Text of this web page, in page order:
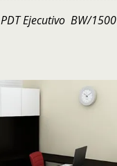
PDT Ejecutivo BW/1500